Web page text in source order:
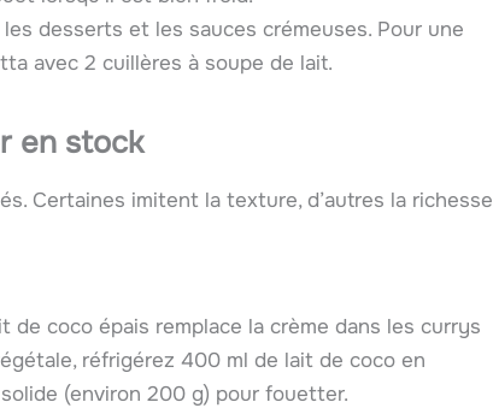
desserts et les sauces crémeuses. Pour une
avec 2 cuillères à soupe de lait.
en stock
Certaines imitent la texture, d’autres la richesse
de coco épais remplace la crème dans les currys
réfrigérez 400 ml de lait de coco en
(environ 200 g) pour fouetter.